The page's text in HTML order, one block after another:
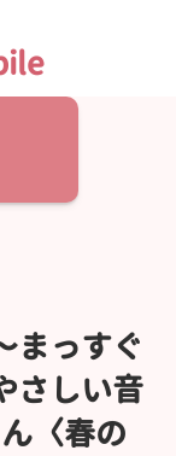
まっすぐ
さしい音
〈春の